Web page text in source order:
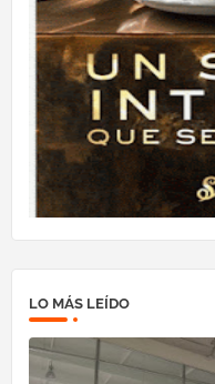
LO MÁS LEÍDO